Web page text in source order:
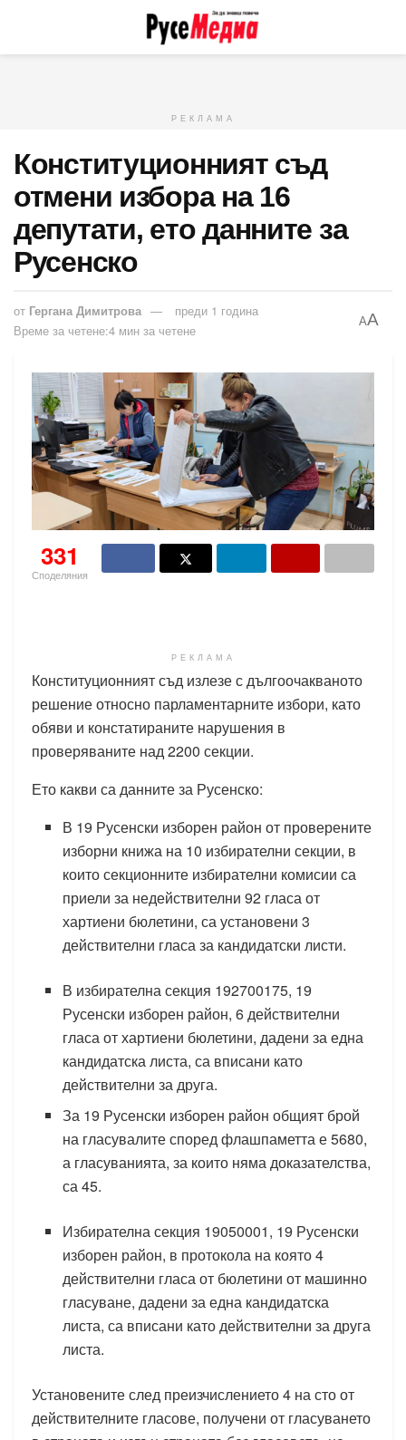
РЕКЛАМА
Конституционният съд
отмени избора на 16
депутати, ето данните за
Русенско
от Гергана Димитрова
преди 1 година
Време за четене:4 мин за четене
AA
331
Споделяния
РЕКЛАМА
Конституционният съд излезе с дългоочакваното
решение относно парламентарните избори, като
обяви и констатираните нарушения в
проверяваните над 2200 секции.
Ето какви са данните за Русенско:
В 19 Русенски изборен район от проверените
изборни книжа на 10 избирателни секции, в
които секционните избирателни комисии са
приели за недействителни 92 гласа от
хартиени бюлетини, са установени 3
действителни гласа за кандидатски листи.
В избирателна секция 192700175, 19
Русенски изборен район, 6 действителни
гласа от хартиени бюлетини, дадени за една
кандидатска листа, са вписани като
действителни за друга.
За 19 Русенски изборен район общият брой
на гласувалите според флашпаметта е 5680,
а гласуванията, за които няма доказателства,
са 45.
Избирателна секция 19050001, 19 Русенски
изборен район, в протокола на която 4
действителни гласа от бюлетини от машинно
гласуване, дадени за една кандидатска
листа, са вписани като действителни за друга
листа.
Установените след преизчислението 4 на сто от
действителните гласове, получени от гласуването